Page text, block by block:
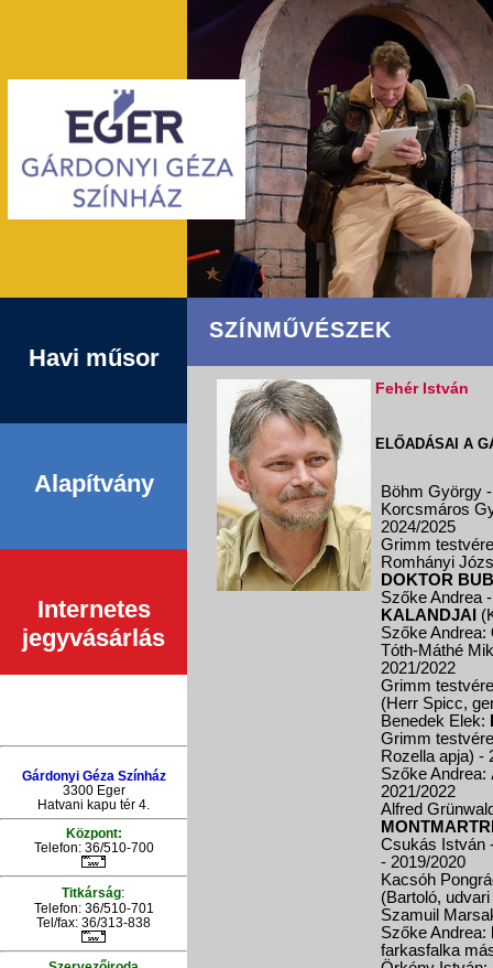
Havi műsor
Alapítvány
Internetes
jegyvásárlás
Gárdonyi Géza Színház
3300 Eger
Hatvani kapu tér 4.
Központ:
Telefon: 36/510-700
Titkárság:
Telefon: 36/510-701
Tel/fax: 36/313-838
SZÍNMŰVÉSZEK
Fehér István
ELŐADÁSAI A
Böhm György
Korcsmáros
2024/2025
Grimm
Romhányi
DOKTOR
Szőke Andrea
KALANDJAI
Szőke Andrea:
Tóth-Máthé
2021/2022
Grimm
(Herr Spicc,
Benedek Elek:
Grimm
Rozella apja) -
Szőke Andrea:
2021/2022
Alfred
Csukás István
- 2019/2020
Kacsóh
(Bartoló,
Szamuil
Szőke Andrea:
farkasfalka